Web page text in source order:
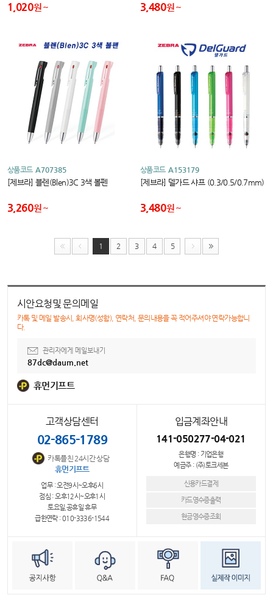
1,020원 3,480원
상품코드 A707385
[제브라] 블렌(Blen)3C 3색 볼펜
3,260원
상품코드 A153179
[제브라] 델가드 샤프 (0.3/0.5/0.7mm)
3,480원
1 2 3 4 5
시안요청및 문의메일
카톡 및 메일 발송시, 회사명(성함), 연락처, 문의내용을 꼭 적어주셔야 연락가능합니
다.
관리자에게 메일보내기
87dc@daum.net
휴먼기프트
고객상담센터
02-865-1789
카톡플친 24시간 상담
휴먼기프트
업무 : 오전9시~오후6시
점심 : 오후12시~오후1시
토요일,공휴일 휴무
급한연락 : 010-3336-1544
입금계좌안내
141-050277-04-021
은행명 : 기업은행
예금주 : (주)토크세븐
신용카드결제
카드영수증출력
현금영수증조회